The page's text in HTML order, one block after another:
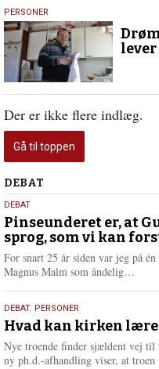
19.
april
2018
PERSONER
Der er ikke flere indlæg.
Gå til toppen
Debat
DEBAT
5.
august
2026
DEBAT
Pinseunderet er, at
sprog, som vi kan
For snart 25 år siden var jeg på
Magnus Malm som åndelig…
e
r
e
25.
juli
2026
DEBAT, PERSONER
Hvad kan kirken lære
Nye troende finder sjældent vej til
ny ph.d.-afhandling viser, at